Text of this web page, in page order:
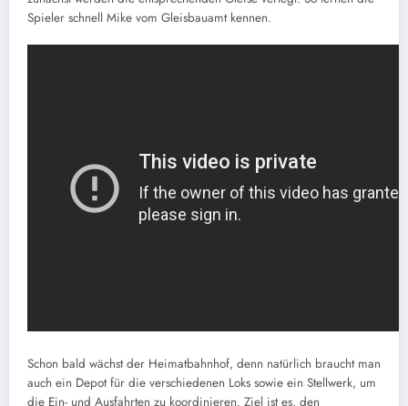
Spieler schnell Mike vom Gleisbauamt kennen.
Schon bald wächst der Heimatbahnhof, denn natürlich braucht man
auch ein Depot für die verschiedenen Loks sowie ein Stellwerk, um
die Ein- und Ausfahrten zu koordinieren. Ziel ist es, den